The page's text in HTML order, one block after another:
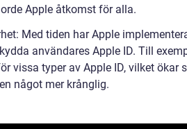
Apple åtkomst för alla.
Med tiden har Apple
användares Apple ID. Till
vissa typer av Apple ID, vilket ökar
något mer krånglig.